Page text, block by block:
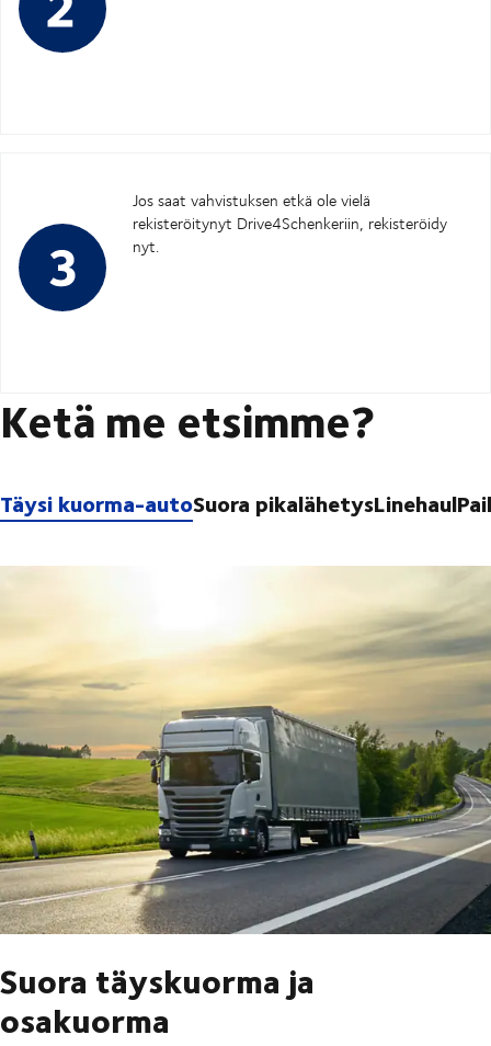
Jos saat vahvistuksen etkä ole vielä
rekisteröitynyt Drive4Schenkeriin, rekisteröidy
nyt.
Ketä me etsimme?
Täysi kuorma-autoSuora pikalähetysLinehaul
Suora täyskuorma ja
osakuorma